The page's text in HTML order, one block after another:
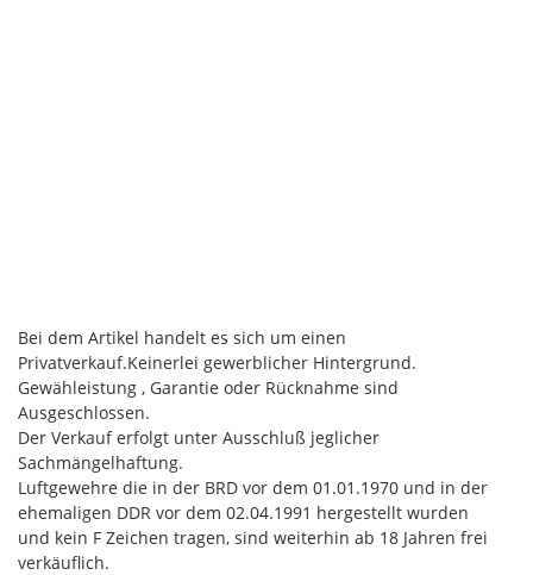
Bei dem Artikel handelt es sich um einen
Privatverkauf.Keinerlei gewerblicher Hintergrund.
Gewähleistung , Garantie oder Rücknahme sind
Ausgeschlossen.
Der Verkauf erfolgt unter Ausschluß jeglicher
Sachmängelhaftung.
Luftgewehre die in der BRD vor dem 01.01.1970 und in der
ehemaligen DDR vor dem 02.04.1991 hergestellt wurden
und kein F Zeichen tragen, sind weiterhin ab 18 Jahren frei
verkäuflich.